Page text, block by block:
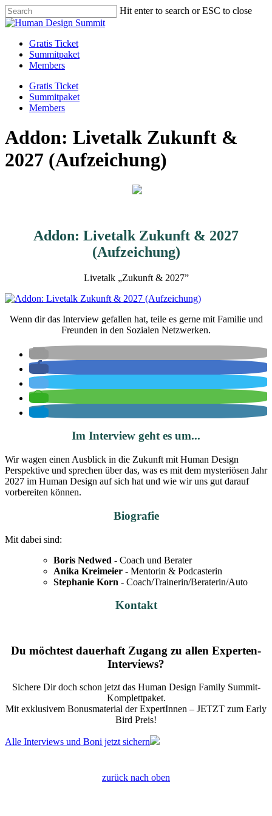
Skip
to
content
Hit enter to search or ESC to close
Close
Menu
Gratis Ticket
Summitpaket
Members
Gratis Ticket
Summitpaket
Members
Addon: Livetalk Zukunft &
2027 (Aufzeichung)
Addon: Livetalk Zukunft & 2027
(Aufzeichung)
Livetalk „Zukunft & 2027”
Wenn dir das Interview gefallen hat, teile es gerne mit Familie und
Freunden in den Sozialen Netzwerken.
Im Interview geht es um...
Wir wagen einen Ausblick in die Zukunft mit Human Design
Perspektive und sprechen über das, was es mit dem mysteriösen Jahr
2027 im Human Design auf sich hat und wie wir uns gut darauf
vorbereiten können.
Biografie
Mit dabei sind:
Boris Nedwed - Coach und Berater
Anika Kreimeier - Mentorin & Podcasterin
Stephanie Korn - Coach/Trainerin/Beraterin/Auto
Kontakt
Du möchtest dauerhaft Zugang zu allen Experten-
Interviews?
Sichere Dir doch schon jetzt das Human Design Family Summit-
Komplettpaket.
Mit exklusivem Bonusmaterial der ExpertInnen – JETZT zum Early
Bird Preis!
Alle Interviews und Boni jetzt sichern
zurück nach oben